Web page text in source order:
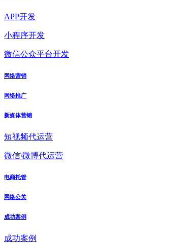
APP开发
小程序开发
微信公众平台开发
网络营销
网络推广
新媒体营销
短视频代运营
微信\微博代运营
电商托管
网络公关
成功案例
成功案例